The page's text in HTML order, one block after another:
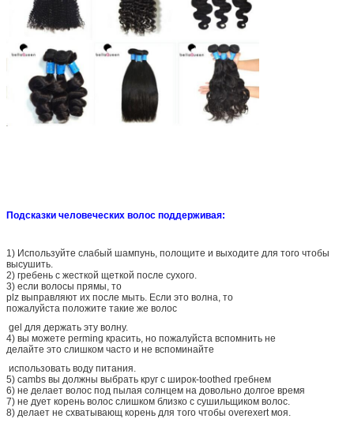
Подсказки человеческих волос поддерживая:
1) Используйте слабый шампунь, полощите и выходите для того чтобы
высушить.
2) гребень с жесткой щеткой после сухого.
3) если волосы прямы, то
plz выправляют их после мыть. Если это волна, то
пожалуйста положите такие же волос
gel для держать эту волну.
4) вы можете perming красить, но пожалуйста вспомнить не
делайте это слишком часто и не вспоминайте
использовать воду питания.
5) cambs вы должны выбрать круг с широк-toothed гребнем
6) не делает волос под пылая солнцем на довольно долгое время
7) не дует корень волос слишком близко с сушильщиком волос.
8) делает не схватывающ корень для того чтобы overexert моя.